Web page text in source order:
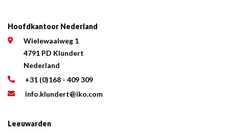
Hoofdkantoor Nederland
Wielewaalweg 1
4791 PD Klundert
Nederland
+31 (0)168 - 409 309
info.klundert@iko.com
Leeuwarden